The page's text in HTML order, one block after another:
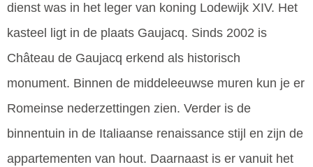
dienst was in het leger van koning Lodewijk XIV. Het
kasteel ligt in de plaats Gaujacq. Sinds 2002 is
Château de Gaujacq erkend als historisch
monument. Binnen de middeleeuwse muren kun je er
Romeinse nederzettingen zien. Verder is de
binnentuin in de Italiaanse renaissance stijl en zijn de
appartementen van hout. Daarnaast is er vanuit het